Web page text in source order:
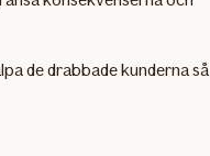
de drabbade kunderna så